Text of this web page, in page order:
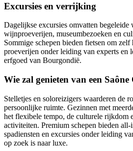
Excursies en verrijking
Dagelijkse excursies omvatten begeleide
wijnproeverijen, museumbezoeken en
Sommige schepen bieden fietsen om
proeverijen onder leiding van experts en
erfgoed van Bourgondië.
Wie zal genieten van een Saône
Stelletjes en soloreizigers waarderen de
persoonlijke ruimte. Gezinnen met
het flexibele tempo, de culturele rijkdom
activiteiten. Premium schepen bieden
spadiensten en excursies onder leiding
op zoek is naar luxe.